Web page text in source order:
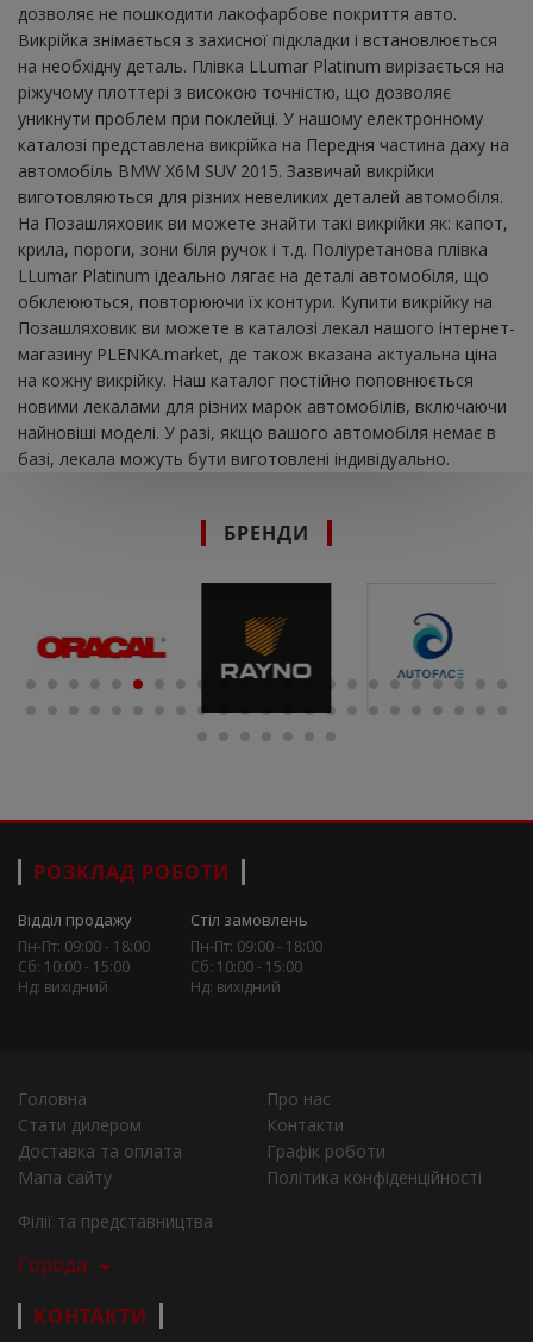
дозволяє не пошкодити лакофарбове покриття авто.
Викрійка знімається з захисної підкладки і встановлюється
на необхідну деталь. Плівка LLumar Platinum вирізається на
ріжучому плоттері з високою точністю, що дозволяє
уникнути проблем при поклейці. У нашому електронному
каталозі представлена ​​викрійка на Передня частина даху на
автомобіль BMW X6M SUV 2015. Зазвичай викрійки
виготовляються для різних невеликих деталей автомобіля.
На Позашляховик ви можете знайти такі викрійки як: капот,
крила, пороги, зони біля ручок і т.д. Поліуретанова плівка
LLumar Platinum ідеально лягає на деталі автомобіля, що
обклеюються, повторюючи їх контури. Купити викрійку на
Позашляховик ви можете в каталозі лекал нашого інтернет-
магазину PLENKA.market, де також вказана актуальна ціна
на кожну викрійку. Наш каталог постійно поповнюється
новими лекалами для різних марок автомобілів, включаючи
найновіші моделі. У разі, якщо вашого автомобіля немає в
базі, лекала можуть бути виготовлені індивідуально.
БРЕНДИ
РОЗКЛАД РОБОТИ
Відділ продажу
Пн-Пт: 09:00 - 18:00
Сб: 10:00 - 15:00
Нд: вихідний
Стіл замовлень
Пн-Пт: 09:00 - 18:00
Сб: 10:00 - 15:00
Нд: вихідний
Головна
Про нас
Стати дилером
Контакти
Доставка та оплата
Графік роботи
Мапа сайту
Політика конфіденційності
Філії та представництва
Города
КОНТАКТИ